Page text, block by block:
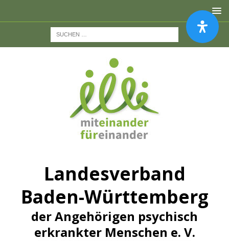
Landesverband
Baden-Württemberg
der Angehörigen psychisch
erkrankter Menschen e. V.